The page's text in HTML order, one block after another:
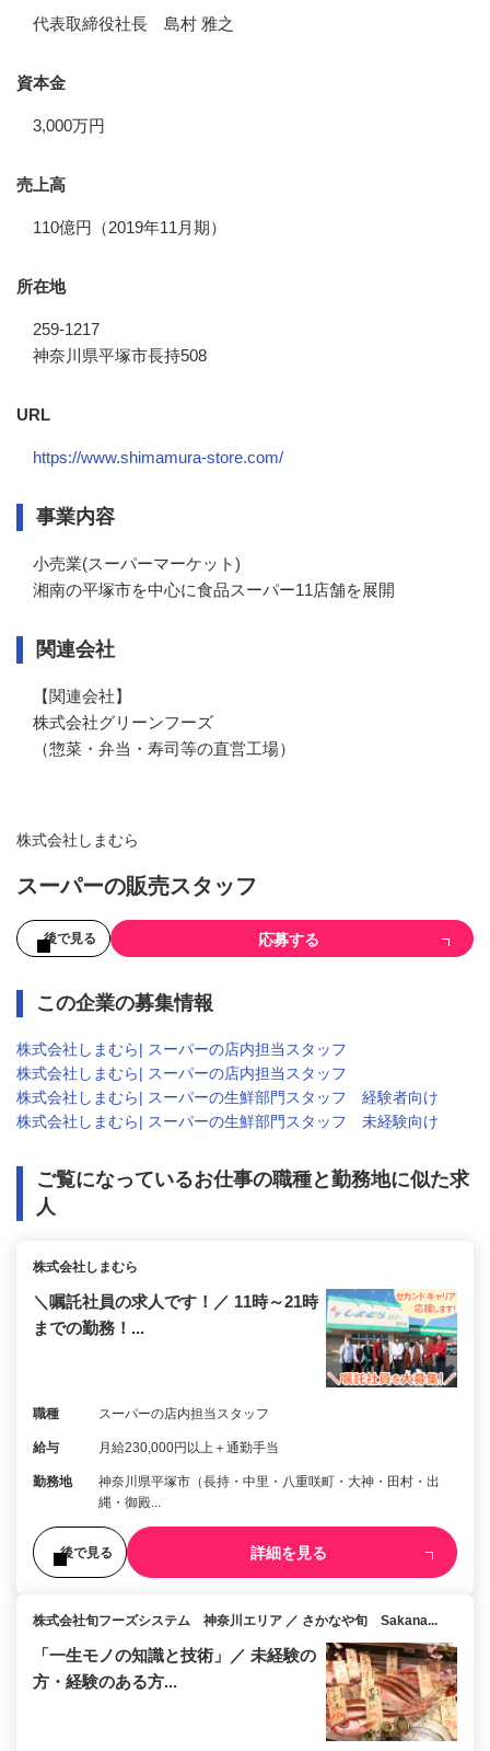
代表取締役社長 島村 雅之
資本金
3,000万円
売上高
110億円（2019年11月期）
所在地
259-1217
神奈川県平塚市長持508
URL
https://www.shimamura-store.com/
事業内容
小売業(スーパーマーケット)
湘南の平塚市を中心に食品スーパー11店舗を展開
関連会社
【関連会社】
株式会社グリーンフーズ
（惣菜・弁当・寿司等の直営工場）
株式会社しまむら
スーパーの販売スタッフ
後で見る 応募する
この企業の募集情報
株式会社しまむら| スーパーの店内担当スタッフ
株式会社しまむら| スーパーの店内担当スタッフ
株式会社しまむら| スーパーの生鮮部門スタッフ 経験者向け
株式会社しまむら| スーパーの生鮮部門スタッフ 未経験向け
ご覧になっているお仕事の職種と勤務地に似た求
人
株式会社しまむら
＼嘱託社員の求人です！／ 11時～21時
までの勤務！...
職種 スーパーの店内担当スタッフ
給与 月給230,000円以上＋通勤手当
勤務地
神奈川県平塚市（長持・中里・八重咲町・大神・田村・出
縄・御殿...
後で見る 詳細を見る
株式会社旬フーズシステム 神奈川エリア ／ さかなや旬 Sakana...
「一生モノの知識と技術」／ 未経験の
方・経験のある方...